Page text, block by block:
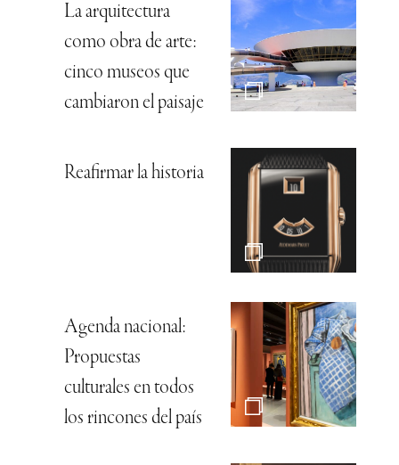
La arquitectura
como obra de arte:
cinco museos que
cambiaron el paisaje
Reafirmar la historia
Agenda nacional:
Propuestas
culturales en todos
los rincones del país